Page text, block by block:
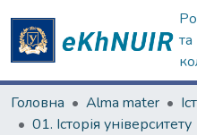
та
Головна Alma mater
01. Історія університету